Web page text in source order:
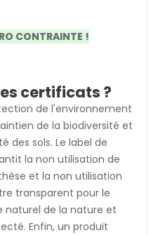
CONTRAINTE !
certificats ?
de l'environnement
de la biodiversité et
des sols. Le label de
la non utilisation de
et la non utilisation
transparent pour le
de la nature et
Enfin, un produit